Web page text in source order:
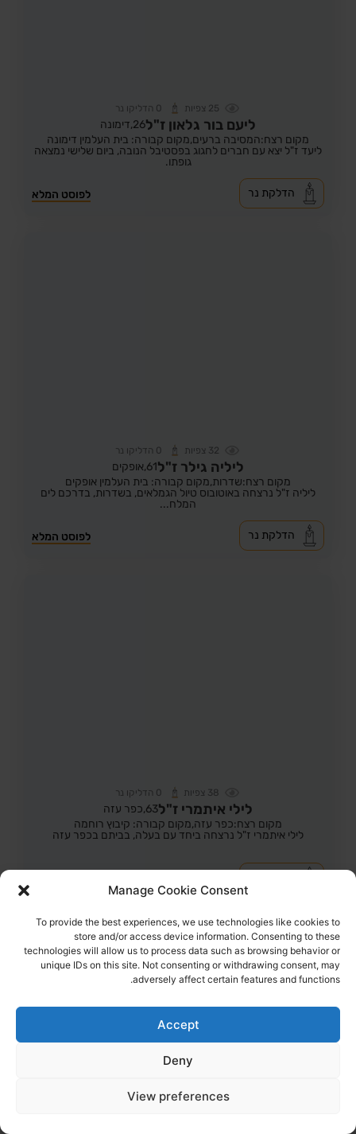
Manage Cookie Consent
To provide the best experiences, we use technologies like cookies to
store and/or access device information. Consenting to these
technologies will allow us to process data such as browsing behavior or
unique IDs on this site. Not consenting or withdrawing consent, may
adversely affect certain features and functions.
Accept
Deny
View preferences
25 צפיות 0 הדליקו נר
ליעם בור גלאון ז"ל26, דימונה
מקום רצח:המסיבה ברעים,מקום קבורה: בית העלמין דימונה
ליעד ז"ל יצא עם חברים לחגוג בפסטיבל הנובה, ביום שלישי נמצאה
גופתו.
לפוסט המלא הדלקת נר
32 צפיות 0 הדליקו נר
ליליה גילר ז"ל61, אופקים
מקום רצח:שדרות,מקום קבורה: בית העלמין אופקים
ליליה ז"ל נרצחה באוטובוס טיול הגמלאים, בשדרות, בדרכם לים
המלח...
לפוסט המלא הדלקת נר
38 צפיות 0 הדליקו נר
לילי איתמרי ז"ל63, כפר עזה
מקום רצח:כפר עזה,מקום קבורה: קיבוץ רוחמה
לילי איתמרי ז"ל נרצחה ביחד עם בעלה, בביתם בכפר עזה